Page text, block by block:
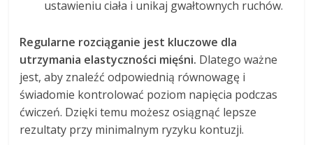
ustawieniu ciała i unikaj gwałtownych ruchów.
Regularne rozciąganie jest kluczowe dla
utrzymania elastyczności mięśni. Dlatego ważne
jest, aby znaleźć odpowiednią równowagę i
świadomie kontrolować poziom napięcia podczas
ćwiczeń. Dzięki temu możesz osiągnąć lepsze
rezultaty przy minimalnym ryzyku kontuzji.